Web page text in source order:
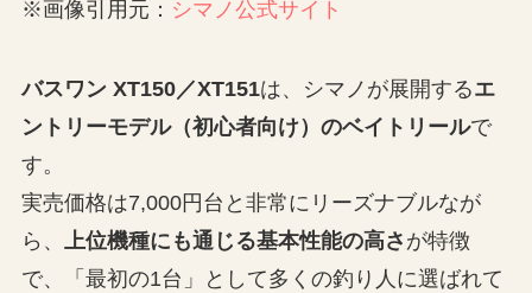
※画像引用元： シマノ公式サイト
バスワン XT150／XT151は、シマノが展開するエ
ントリーモデル（初心者向け）のベイトリールで
す。
実売価格は7,000円台と非常にリーズナブルなが
ら、 上位機種にも通じる基本性能の高さ が特徴
で、「最初の1台」として多くの釣り人に選ばれて